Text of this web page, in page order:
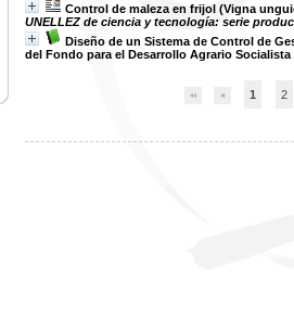
Control de maleza en frijol (Vigna
UNELLEZ de ciencia y tecnología: serie
Diseño de un Sistema de Control de
del Fondo para el Desarrollo Agrario
1 2